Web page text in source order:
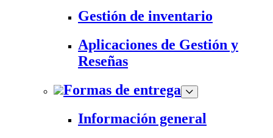
Gestión de inventario
Aplicaciones de Gestión y
Reseñas
Formas de entrega
Información general